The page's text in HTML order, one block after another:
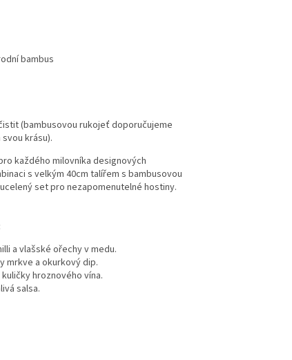
bambus
(bambusovou rukojeť doporučujeme
krásu).
každého milovníka designových
s velkým 40cm talířem s bambusovou
set pro nezapomenutelné hostiny.
a vlašské ořechy v medu.
mrkve a okurkový dip.
hroznového vína.
salsa.